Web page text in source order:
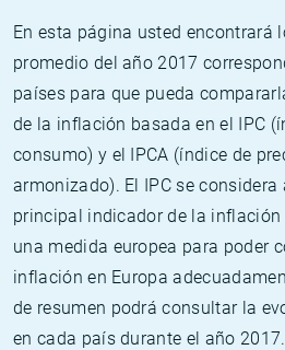
En esta página usted encontrará
promedio del año 2017
países para que pueda
de la inflación basada en el IPC
consumo) y el IPCA (índice de
armonizado). El IPC se considera
principal indicador de la inflación
una medida europea para poder
inflación en Europa
de resumen podrá consultar la
en cada país durante el año 2017.